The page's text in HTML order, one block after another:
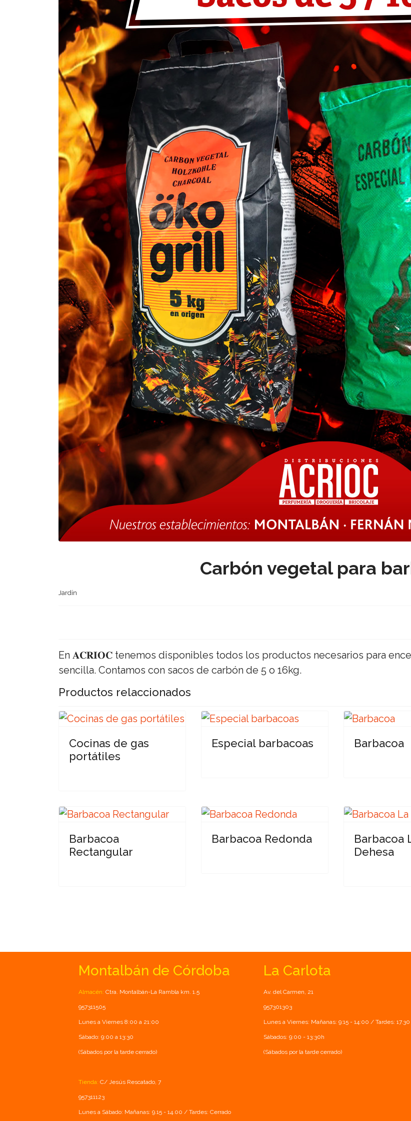
Carbón vegetal para
Jardín
En 𝐀𝐂𝐑𝐈𝐎𝐂 tenemos disponibles todos los productos necesarios para
sencilla. Contamos con sacos de carbón de 5 o 16kg.
Productos relaccionados
Cocinas de gas
portátiles
Especial barbacoas Barbacoa
Barbacoa
Rectangular
Barbacoa Redonda
Barbacoa
Dehesa
Montalbán de Córdoba
Almacén: Ctra. Montalbán-La Rambla km. 1.5
957311505
Lunes a Viernes 8:00 a 21:00
Sábado: 9:00 a 13:30
(Sábados por la tarde cerrado)
Tienda: C/ Jesús Rescatado, 7
957311123
Lunes a Sábado: Mañanas: 9.15 - 14.00 / Tardes: Cerrado
La Carlota
Av. del Carmen, 21
957301303
Lunes a Viernes: Mañanas: 9:15 - 14:00 / Tardes:
Sábados: 9:00 - 13:30h
(Sábados por la tarde cerrado)